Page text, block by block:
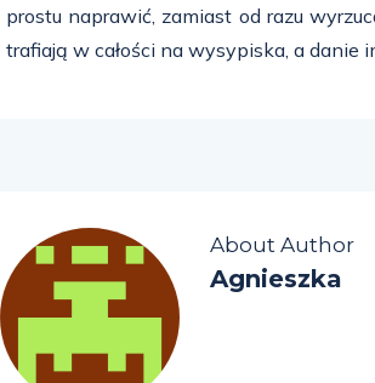
prostu naprawić, zamiast od razu
trafiają w całości na wysypiska, a danie
About Author
Agnieszka